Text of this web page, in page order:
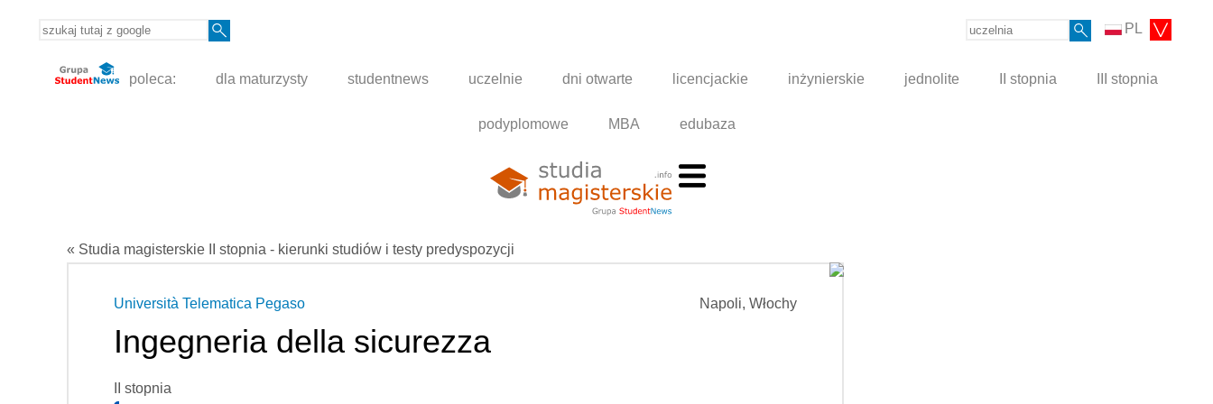
PL
poleca: dla maturzysty studentnews uczelnie dni otwarte licencjackie inżynierskie jednolite II stopnia III stopnia
podyplomowe MBA edubaza
« Studia magisterskie II stopnia - kierunki studiów i testy predyspozycji
Napoli, Włochy
Università Telematica Pegaso
Ingegneria della sicurezza
II stopnia